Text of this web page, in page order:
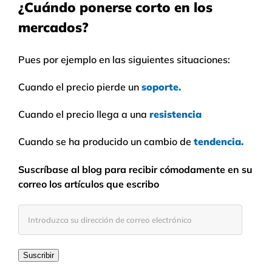
¿Cuándo ponerse corto en los
mercados?
Pues por ejemplo en las siguientes situaciones:
Cuando el precio pierde un soporte.
Cuando el precio llega a una resistencia
Cuando se ha producido un cambio de tendencia.
Suscríbase al blog para recibir cómodamente en su
correo los artículos que escribo
de
Suscribir